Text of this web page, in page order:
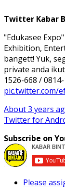
Twitter Kabar
"Edukasee
Exhibition,
bangett! Yuk,
private anda
1526-668 /
pic.twitter.com/
About 3 years
Twitter for
Subscribe on
Please